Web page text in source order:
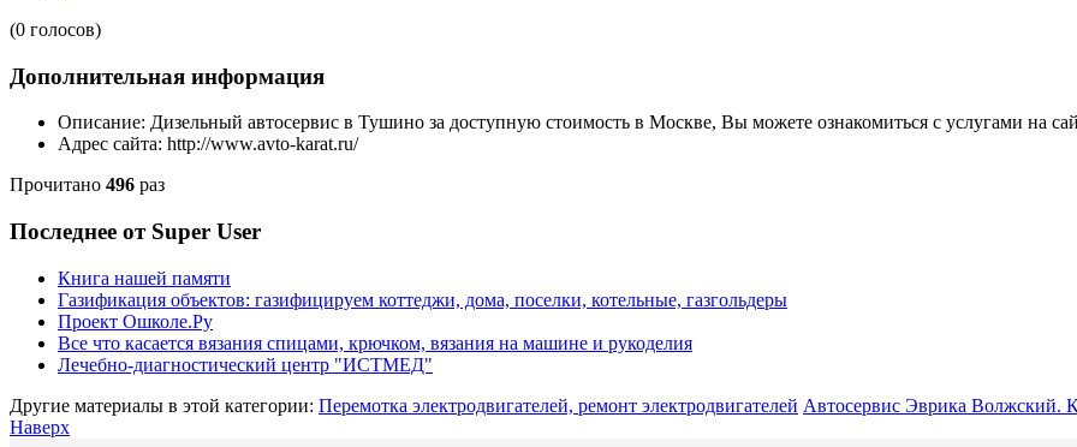
(0 голосов)
Дополнительная информация
Описание: Дизельный автосервис в Тушино за доступную стоимость в Москве, Вы можете ознакомиться с услугами на
Адрес сайта: http://www.avto-karat.ru/
Прочитано 496 раз
Последнее от Super User
Книга нашей памяти
Газификация объектов: газифицируем коттеджи, дома, поселки, котельные, газгольдеры
Проект Ошколе.Ру
Все что касается вязания спицами, крючком, вязания на машине и рукоделия
Лечебно-диагностический центр "ИСТМЕД"
Другие материалы в этой категории: Перемотка электродвигателей, ремонт электродвигателей Автосервис Эврика Волжский.
Наверх